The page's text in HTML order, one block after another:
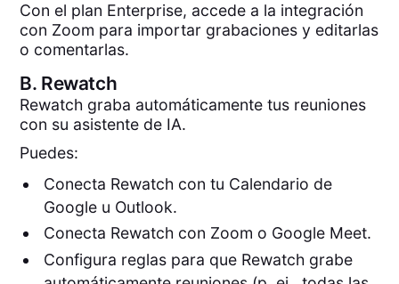
Con el plan Enterprise, accede a la integración
con Zoom para importar grabaciones y editarlas
o comentarlas.
B. Rewatch
Rewatch graba automáticamente tus reuniones
con su asistente de IA.
Puedes:
Conecta Rewatch con tu Calendario de
Google u Outlook.
Conecta Rewatch con Zoom o Google Meet.
Configura reglas para que Rewatch grabe